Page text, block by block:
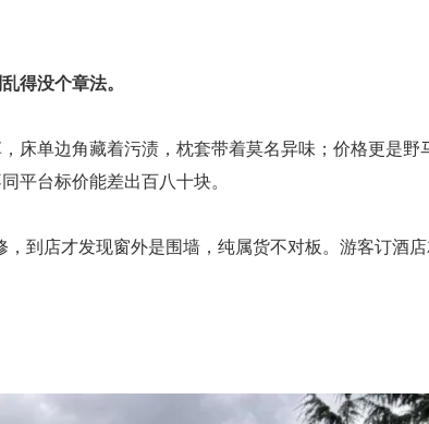
得没个章法。
床单边角藏着污渍，枕套带着莫名异味；价格更是野
平台标价能差出百八十块。
到店才发现窗外是围墙，纯属货不对板。游客订酒